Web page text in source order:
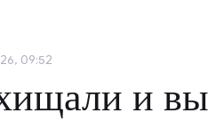
09:52
и